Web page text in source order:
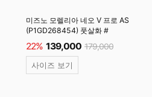
미즈노 모렐리아 네오 V 프로 AS
(P1GD268454) 풋살화 #
22% 139,000 179,000
사이즈 보기